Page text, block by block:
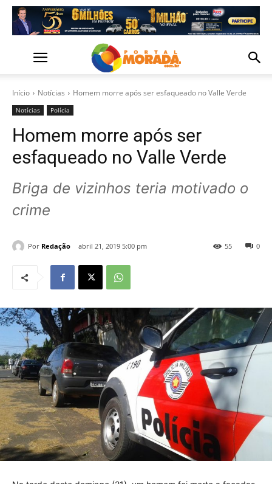
Início Notícias Homem morre após ser esfaqueado no Valle Verde
Notícias Polícia
Homem morre após ser
esfaqueado no Valle Verde
Briga de vizinhos teria motivado o
crime
Por Redação abril 21, 2019 5:00 pm 0
55